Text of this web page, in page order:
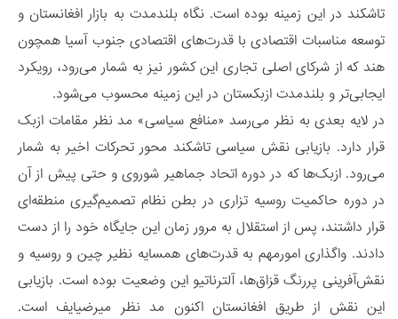
تاشکند در این زمینه بوده است. نگاه بلندمدت به بازار افغانستان و
توسعه مناسبات اقتصادی با قدرت‌های اقتصادی جنوب آسیا همچون
هند که از شرکای اصلی تجاری این کشور نیز به شمار می‌رود، رویکرد
ایجابی‌تر و بلندمدت ازبکستان در این زمینه محسوب می‌شود.
در لایه بعدی به نظر می‌رسد «منافع سیاسی» مد نظر مقامات ازبک
قرار دارد. بازیابی نقش سیاسی تاشکند محور تحرکات اخیر به شمار
می‌رود. ازبک‌ها که در دوره اتحاد جماهیر شوروی و حتی پیش از آن
در دوره حاکمیت روسیه تزاری در بطن نظام تصمیم‌گیری منطقه‌ای
قرار داشتند، پس از استقلال به مرور زمان این جایگاه خود را از دست
دادند. واگذاری امورمهم به قدرت‌های همسایه نظیر چین و روسیه و
نقش‌آفرینی پررنگ قزاق‌ها، آلترناتیو این وضعیت بوده است. بازیابی
این نقش از طریق افغانستان اکنون مد نظر میرضیایف است.